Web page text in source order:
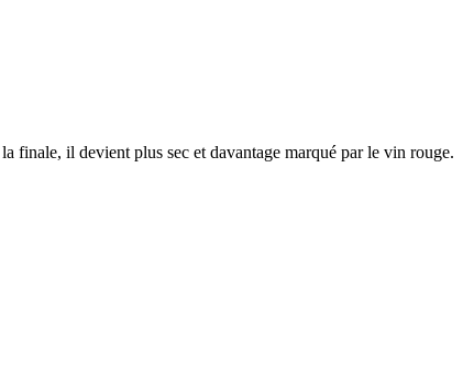
finale, il devient plus sec et davantage marqué par le vin rouge.